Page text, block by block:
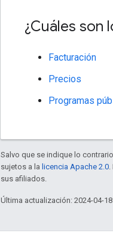
¿Cuáles son
Facturación
Precios
Programas
Salvo que se indique lo
sujetos a la licencia Apache 2.0
sus afiliados.
Última actualización: 2024-04-18